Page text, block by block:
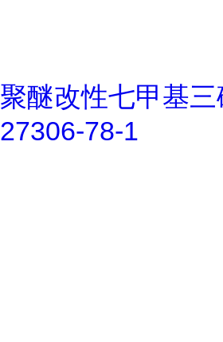
聚醚改性七甲基
27306-78-1